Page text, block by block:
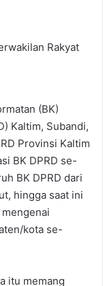
Rakyat
(BK)
Kaltim, Subandi,
Provinsi Kaltim
BK DPRD se-
BK DPRD dari
hingga saat ini
kota se-
itu memang